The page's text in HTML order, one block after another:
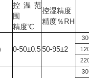
控温范
围
精度℃
控湿精度
精度％RH
0-50±0.550-95±2